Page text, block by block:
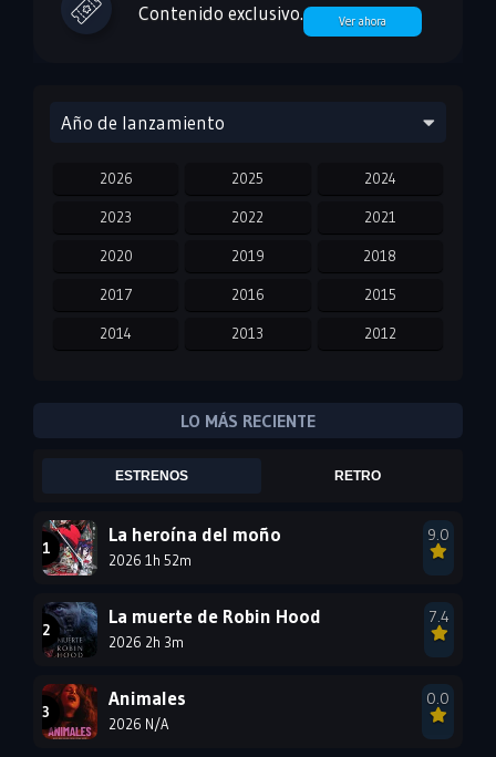
Contenido exclusivo. Ver ahora
Año de lanzamiento
2026 2025 2024
2023 2022 2021
2020 2019 2018
2017 2016 2015
2014 2013 2012
2007
1999 1998
1996
1990
1984
LO MÁS RECIENTE
ESTRENOS RETRO
La heroína del moño
2026 1h 52m
9.0
La muerte de Robin Hood
2026 2h 3m
7.4
Animales
2026 N/A
0.0